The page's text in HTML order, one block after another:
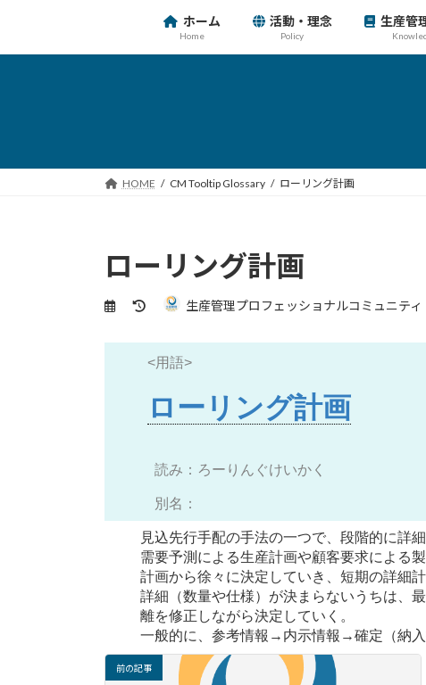
テ
ゲ
ホーム
Home
活動・理念
Policy
生産管
HOME CM Tooltip Glossary ローリング計画
ローリング計画
新
日
:
生産管理プロフェッショナルコミュニティ
<用語>
ローリング計画
読み：ろーりんぐけいかく
別名：
見込先行手配の手法の一つで、段階的に詳
需要予測による生産計画や顧客要求による
計画から徐々に決定していき、短期の詳細
詳細（数量や仕様）が決まらないうちは、
離を修正しながら決定していく。
一般的に、参考情報→内示情報→確定（納入
前の記事